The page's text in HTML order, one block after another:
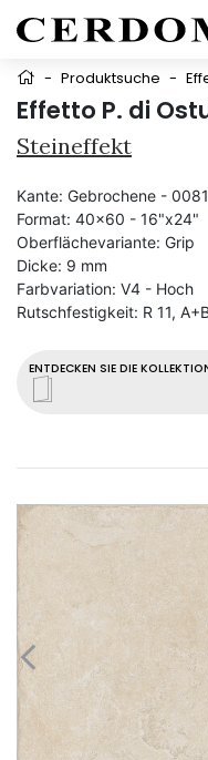
- Produktsuche -
Effetto P. di
Steineffekt
ENTDECKEN SIE DIE
Kante: Gebrochene -
Format: 40x60 - 16"x24"
Oberflächevariante: Grip
Dicke: 9 mm
Farbvariation: V4 - Hoch
Rutschfestigkeit: R 11,